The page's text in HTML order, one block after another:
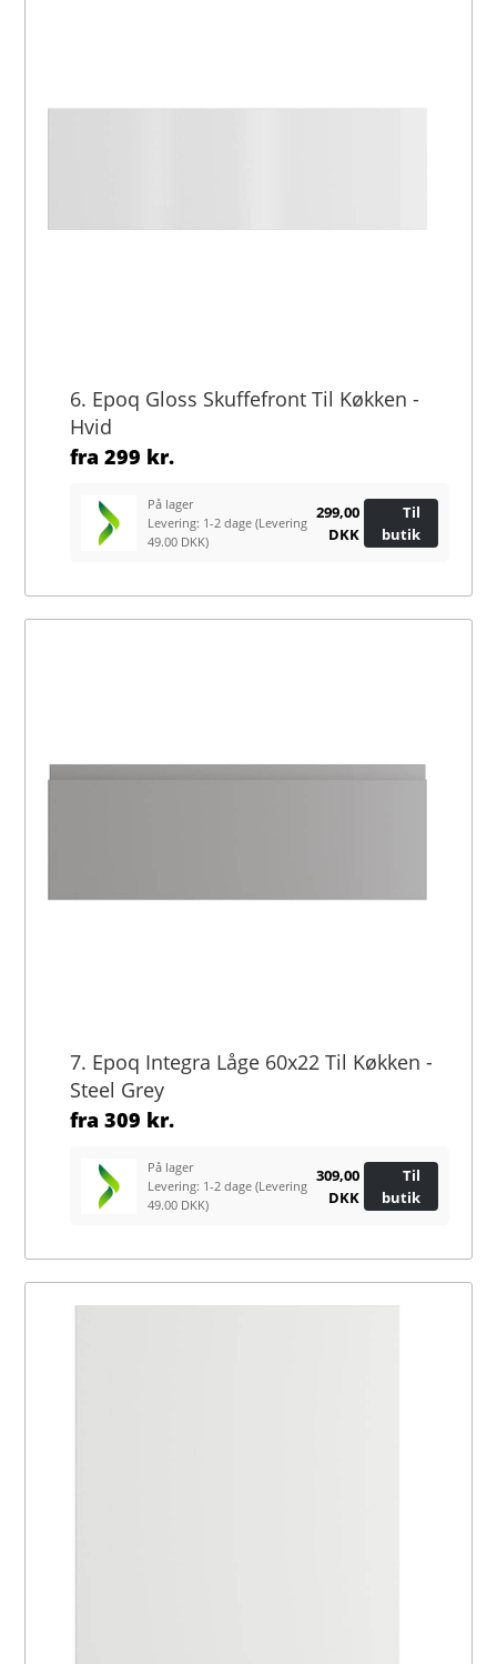
6. Epoq Gloss Skuffefront Til Køkken -
Hvid
fra299 kr.
På lager
Levering: 1-2 dage(Levering
49.00 DKK)
299,00
DKK
Til
butik
7. Epoq Integra Låge 60x22 Til Køkken -
Steel Grey
fra309 kr.
På lager
Levering: 1-2 dage(Levering
49.00 DKK)
309,00
DKK
Til
butik